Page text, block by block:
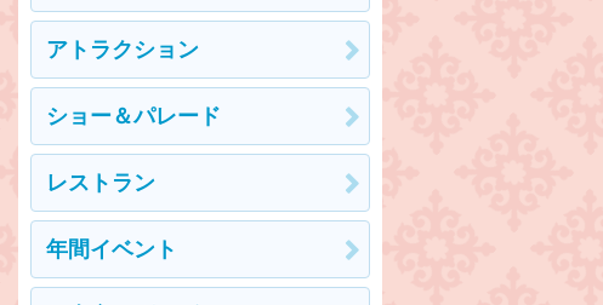
アトラクション
ショー＆パレード
レストラン
年間イベント